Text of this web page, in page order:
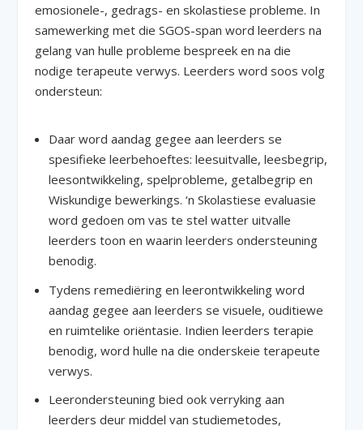
emosionele-, gedrags- en skolastiese probleme. In
samewerking met die SGOS-span word leerders na
gelang van hulle probleme bespreek en na die
nodige terapeute verwys. Leerders word soos volg
ondersteun:
Daar word aandag gegee aan leerders se
spesifieke leerbehoeftes: leesuitvalle, leesbegrip,
leesontwikkeling, spelprobleme, getalbegrip en
Wiskundige bewerkings. ‘n Skolastiese evaluasie
word gedoen om vas te stel watter uitvalle
leerders toon en waarin leerders ondersteuning
benodig.
Tydens remediëring en leerontwikkeling word
aandag gegee aan leerders se visuele, ouditiewe
en ruimtelike oriëntasie. Indien leerders terapie
benodig, word hulle na die onderskeie terapeute
verwys.
Leerondersteuning bied ook verryking aan
leerders deur middel van studiemetodes,